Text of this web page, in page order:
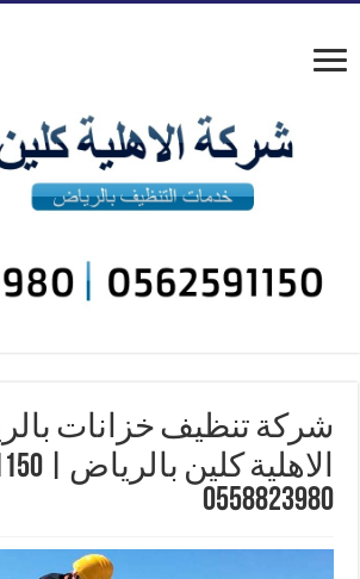
شركة تنظيف خزانات
0558823980